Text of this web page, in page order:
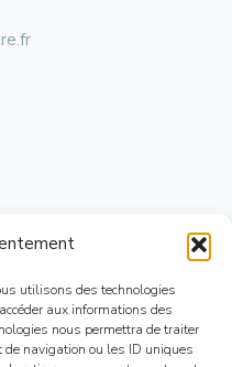
utilisons des technologies
aux informations des
nous permettra de traiter
navigation ou les ID uniques